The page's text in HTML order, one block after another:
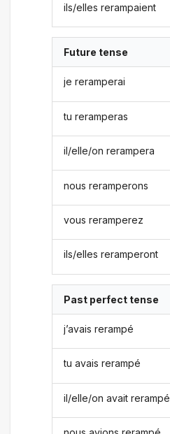
ils/elles rerampaient
Future tense
je reramperai
tu reramperas
il/elle/on rerampera
nous reramperons
vous reramperez
ils/elles reramperont
Past perfect tense
j’avais rerampé
tu avais rerampé
il/elle/on avait rerampé